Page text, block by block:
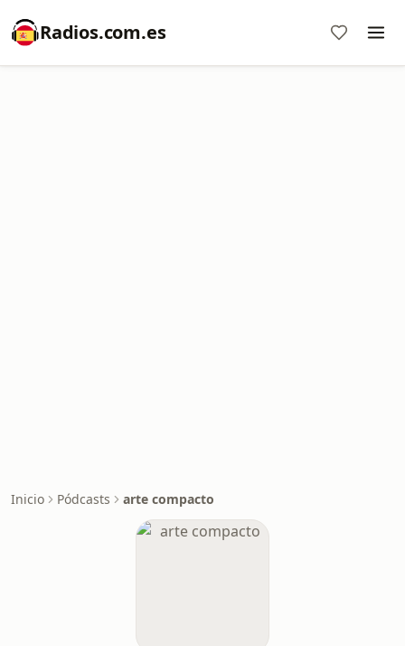
Radios.com.es
Inicio Pódcasts arte compacto